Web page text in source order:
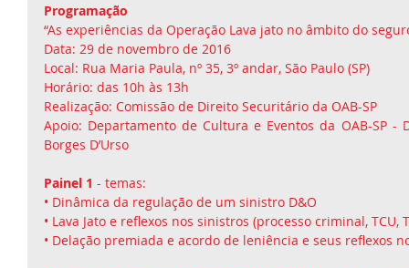
Programação
“As experiências da Operação Lava jato no âmbito do
Data: 29 de novembro de 2016
Local: Rua Maria Paula, nº 35, 3º andar, São Paulo (SP)
Horário: das 10h às 13h
Realização: Comissão de Direito Securitário da OAB-SP
Apoio: Departamento de Cultura e Eventos da OAB-SP -
Borges D’Urso
Painel 1 - temas:
• Dinâmica da regulação de um sinistro D&O
• Lava Jato e reflexos nos sinistros (processo criminal, TCU,
• Delação premiada e acordo de leniência e seus reflexos